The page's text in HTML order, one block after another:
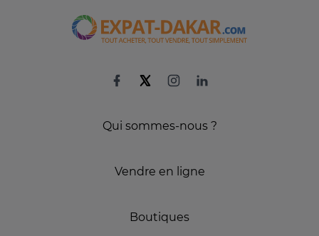
Qui sommes-nous ?
Vendre en ligne
Boutiques